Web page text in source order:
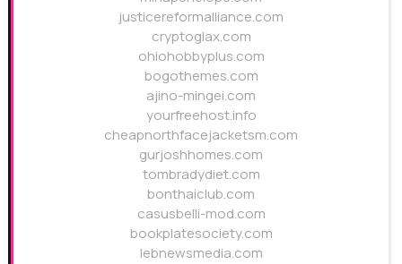
justicereformalliance.com
cryptoglax.com
ohiohobbyplus.com
bogothemes.com
ajino-mingei.com
yourfreehost.info
cheapnorthfacejacketsm.com
gurjoshhomes.com
tombradydiet.com
bonthaiclub.com
casusbelli-mod.com
bookplatesociety.com
lebnewsmedia.com